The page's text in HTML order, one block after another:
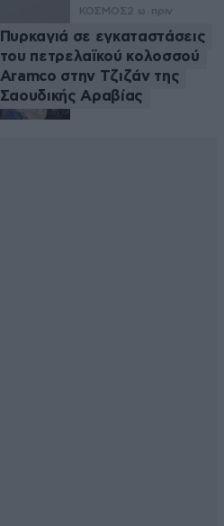
ΚΟΣΜΟΣ2 ω. πριν
Πυρκαγιά σε εγκαταστάσεις
του πετρελαϊκού κολοσσού
Aramco στην Τζιζάν της
Σαουδικής Αραβίας